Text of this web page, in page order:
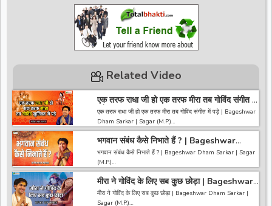
Related Video
एक तरफ राधा जी हो एक तरफ मीरा तब गोविंद संगीत में
पड़े | Bageshwar Dham Sarkar | Sagar
(M.P.)
एक तरफ राधा जी हो एक तरफ मीरा तब गोविंद संगीत में पड़े | Bageshwar
Dham Sarkar | Sagar (M.P.)
------------------------------------------------------------------
------------------------------------
अगर आपको हमारी वीडियो अच्छी लगी तो हमारे चैनल को सब्सक्राइब करना
ना भूले और वीडियो को लाइक करे कमेंट करे और शेयर करे.
https://bit.ly/2HNBbHd
------------------------------------------------------------------
---------------------
भगवान संबंध कैसे निभाते हैं ? | Bageshwar
Dham Sarkar | Sagar (M.P.)
भगवान संबंध कैसे निभाते हैं ? | Bageshwar Dham Sarkar | Sagar
(M.P.)
------------------------------------------------------------------
------------------------------------
अगर आपको हमारी वीडियो अच्छी लगी तो हमारे चैनल को सब्सक्राइब करना
मीरा ने गोविंद के लिए सब कुछ छोड़ा | Bageshwar
Dham Sarkar | Sagar (M.P.)
मीरा ने गोविंद के लिए सब कुछ छोड़ा | Bageshwar Dham Sarkar |
Sagar (M.P.)